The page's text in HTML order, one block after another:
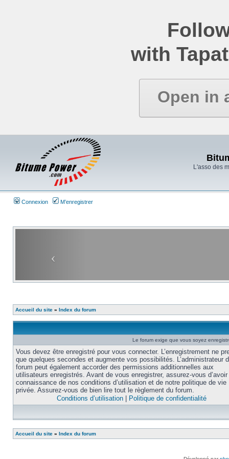
with
Open in
L'asso des
Connexion M’enregistrer
Accueil du site » Index du forum
Le forum exige que vous soyez
Vous devez être enregistré pour vous connecter. L’enregistrement ne
que quelques secondes et augmente vos possibilités. L’administrateur
forum peut également accorder des permissions additionnelles aux
utilisateurs enregistrés. Avant de vous enregistrer, assurez-vous
connaissance de nos conditions d’utilisation et de notre politique de vie
privée. Assurez-vous de bien lire tout le règlement du forum.
Conditions d’utilisation
Politique de confidentialité
Accueil du site » Index du forum